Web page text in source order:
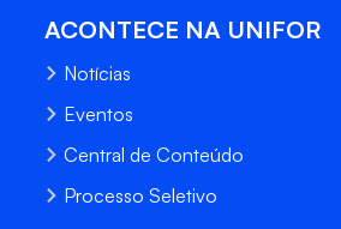
ACONTECE NA UNIFOR
Notícias
Eventos
Central de Conteúdo
Processo Seletivo